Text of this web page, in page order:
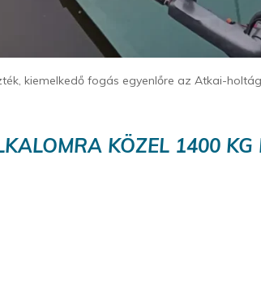
kiemelkedő fogás egyenlőre az Atkai-
KÖZEL 1400 KG